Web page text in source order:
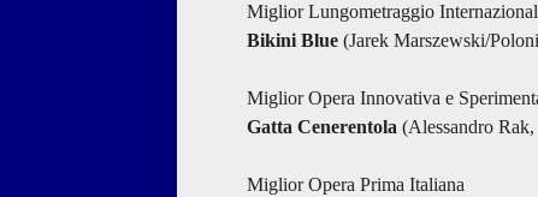
Miglior Lungometraggio
Bikini Blue (Jarek Marszewski/
Miglior Opera Innovativa e
Gatta Cenerentola (Alessandro
Miglior Opera Prima Italiana